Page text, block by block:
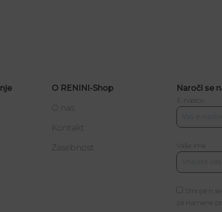
O RENINI-Shop
O nas
Kontakt
Zasebnost
Naroči se
E-naslov
Vaše ime
Strinjam
za namene